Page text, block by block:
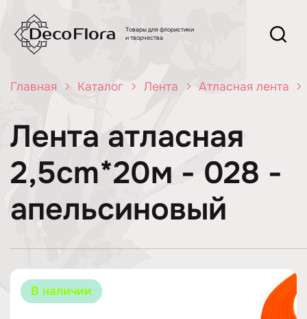
Товары для флористики
и творчества
Главная Каталог Лента Атласная лента
Лента атласная
2,5cm*20м - 028 -
апельсиновый
В наличии